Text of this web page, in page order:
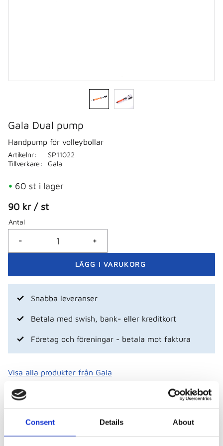
Consent Details About
Gala Dual pump
Handpump för volleybollar
90 kr / st
Antal
+
-
60 st i lager
Artikelnr
SP11022
Tillverkare
Gala
Visa alla produkter från Gala
Snabba leveranser
Betala med swish, bank- eller kreditkort
Företag och föreningar - betala mot faktura
Beskrivning